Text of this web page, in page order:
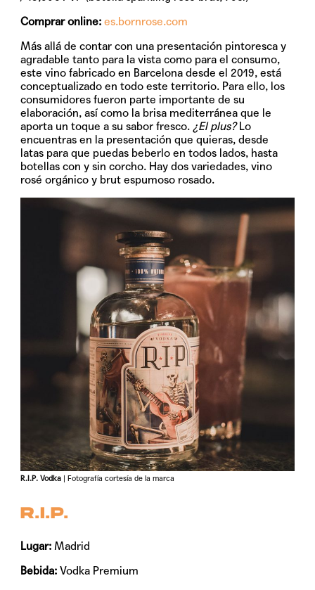
Comprar online:es.bornrose.com
Más allá de contar con una presentación pintoresca y
agradable tanto para la vista como para el consumo,
este vino fabricado en Barcelona desde el 2019, está
conceptualizado en todo este territorio. Para ello, los
consumidores fueron parte importante de su
elaboración, así como la brisa mediterránea que le
aporta un toque a su sabor fresco. ¿El plus?Lo
encuentras en la presentación que quieras, desde
latas para que puedas beberlo en todos lados, hasta
botellas con y sin corcho. Hay dos variedades, vino
rosé orgánico y brut espumoso rosado.
R.I.P. Vodka | Fotografía cortesía de la marca
R.I.P.
Lugar:Madrid
Bebida:Vodka Premium